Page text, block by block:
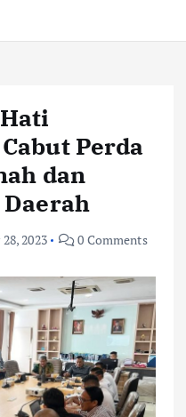
Perda
dan
2023 0 Comments